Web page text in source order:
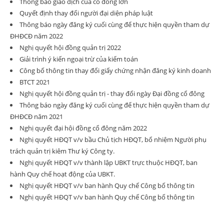
Quyết định thay đổi người đại diện pháp luật
Thông báo ngày đăng ký cuối cùng để thực hiện quyền tham dự
ĐHĐCĐ năm 2022
Nghị quyết hội đồng quản trị 2022
Giải trình ý kiến ngoại trừ của kiểm toán
Công bố thông tin thay đổi giấy chứng nhận đăng ký kinh doanh
BTCT 2021
Nghị quyết hội đồng quản trị - thay đổi ngày Đại đồng cổ đông
Thông báo ngày đăng ký cuối cùng để thực hiện quyền tham dự
ĐHĐCĐ năm 2021
Nghị quyết đại hội đồng cổ đông năm 2022
Nghị quyết HĐQT v/v bầu Chủ tịch HĐQT, bổ nhiệm Người phụ
trách quản trị kiêm Thư ký Công ty.
Nghị quyết HĐQT v/v thành lập UBKT trực thuộc HĐQT, ban
hành Quy chế hoạt động của UBKT.
Nghị quyết HĐQT v/v ban hành Quy chế Công bố thông tin
Nghị quyết HĐQT v/v ban hành Quy chế Công bố thông tin